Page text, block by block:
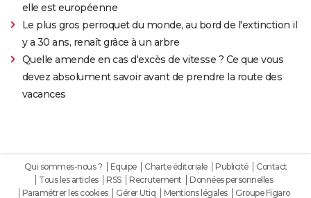
elle est européenne
Le plus gros perroquet du monde, au bord de l'extinction il
y a 30 ans, renaît grâce à un arbre
Quelle amende en cas d'excès de vitesse ? Ce que vous
devez absolument savoir avant de prendre la route des
vacances
Qui sommes-nous ? Equipe Charte éditoriale Publicité
Contact
Tous les articles
RSS Recrutement
Données personnelles
Paramétrer les cookies
Gérer Utiq Mentions légales Groupe Figaro